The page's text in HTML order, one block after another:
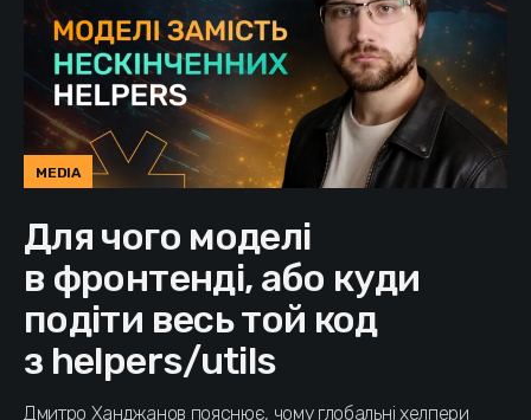
MEDIA
Для чого моделі
в фронтенді, або куди
подіти весь той код
з helpers/utils
Дмитро Ханджанов пояснює, чому глобальні хелпери